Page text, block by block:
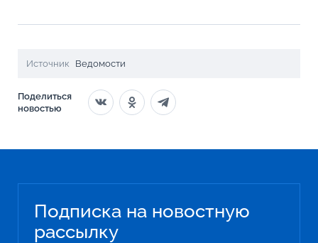
Источник Ведомости
Поделиться
новостью
Подписка на новостную
рассылку